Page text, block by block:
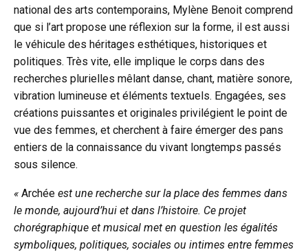
national des arts contemporains, Mylène Benoit comprend
que si l’art propose une réflexion sur la forme, il est aussi
le véhicule des héritages esthétiques, historiques et
politiques. Très vite, elle implique le corps dans des
recherches plurielles mêlant danse, chant, matière sonore,
vibration lumineuse et éléments textuels. Engagées, ses
créations puissantes et originales privilégient le point de
vue des femmes, et cherchent à faire émerger des pans
entiers de la connaissance du vivant longtemps passés
sous silence.
« Archée est une recherche sur la place des femmes dans
le monde, aujourd’hui et dans l’histoire. Ce projet
chorégraphique et musical met en question les égalités
symboliques, politiques, sociales ou intimes entre femmes